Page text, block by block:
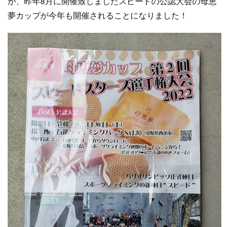
夢カップが今年も開催されることになりました！